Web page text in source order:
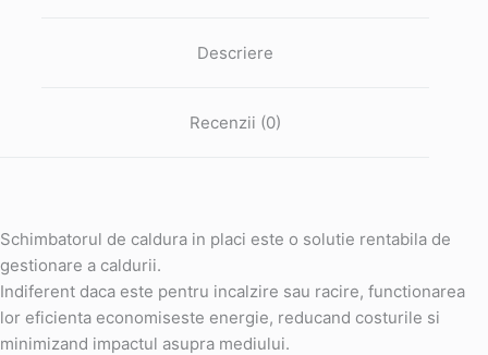
Descriere
Recenzii (0)
Schimbatorul de caldura in placi este o solutie rentabila de
gestionare a caldurii.
Indiferent daca este pentru incalzire sau racire, functionarea
lor eficienta economiseste energie, reducand costurile si
minimizand impactul asupra mediului.